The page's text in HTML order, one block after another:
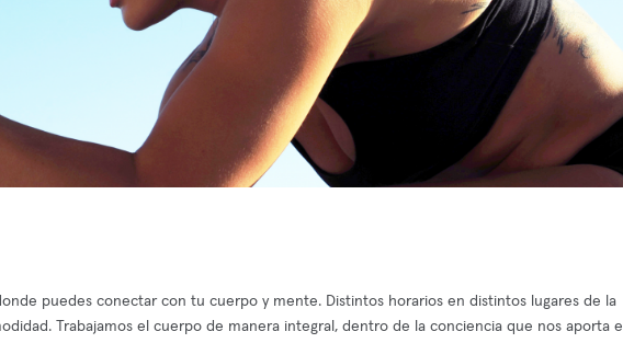
puedes conectar con tu cuerpo y mente. Distintos horarios en distintos lugares de la
Trabajamos el cuerpo de manera integral, dentro de la conciencia que nos aporta el